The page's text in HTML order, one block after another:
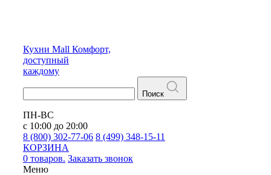
Кухни Mall Комфорт,
доступный
каждому
Поиск
ПН-ВС
с 10:00 до 20:00
8 (800) 302-77-06 8 (499) 348-15-11
КОРЗИНА
0 товаров. Заказать звонок
Меню